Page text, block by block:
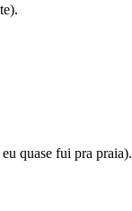
quase fui pra praia).